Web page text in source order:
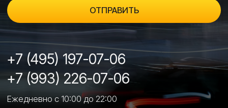
Химчистка салона →
Тонировка стекол →
Стайлинг автомобиля цветными пленками →
Полировка + защитное покрытие →
Бронирование фар и стекол →
Ремонт лобовых стекол →
УСЛУГИ